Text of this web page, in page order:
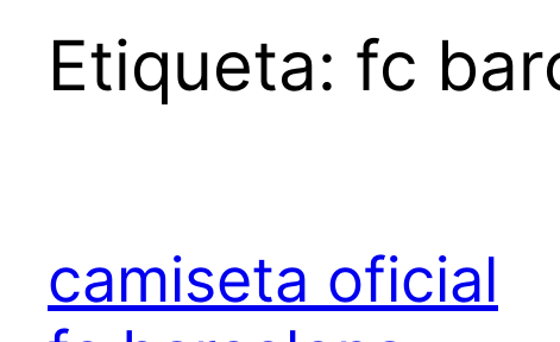
Etiqueta: fc
camiseta oficial